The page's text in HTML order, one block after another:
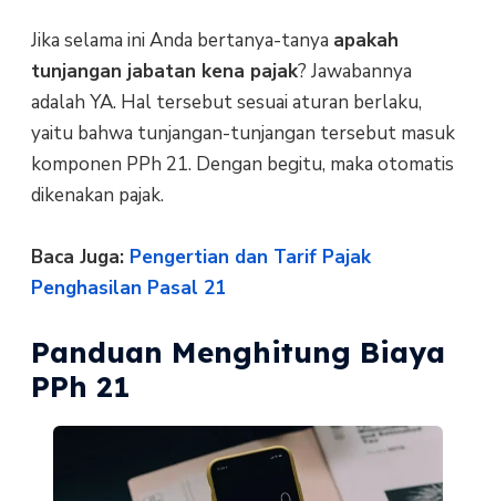
Jika selama ini Anda bertanya-tanya apakah
tunjangan jabatan kena pajak? Jawabannya
adalah YA. Hal tersebut sesuai aturan berlaku,
yaitu bahwa tunjangan-tunjangan tersebut masuk
komponen PPh 21. Dengan begitu, maka otomatis
dikenakan pajak.
Baca Juga: Pengertian dan Tarif Pajak
Penghasilan Pasal 21
Panduan Menghitung Biaya
PPh 21